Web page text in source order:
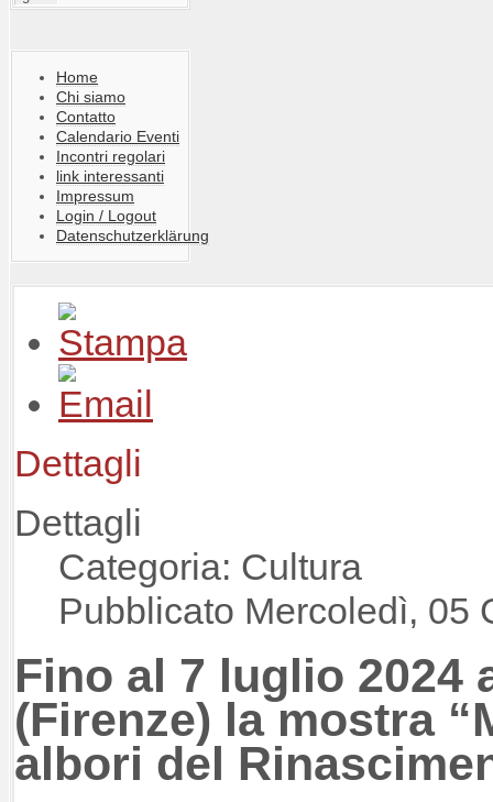
Home
Chi siamo
Contatto
Calendario Eventi
Incontri regolari
link interessanti
Impressum
Login / Logout
Datenschutzerklärung
Dettagli
Dettagli
Categoria: Cultura
Pubblicato Mercoledì, 05
Fino al 7 luglio 2024
(Firenze) la mostra
albori del